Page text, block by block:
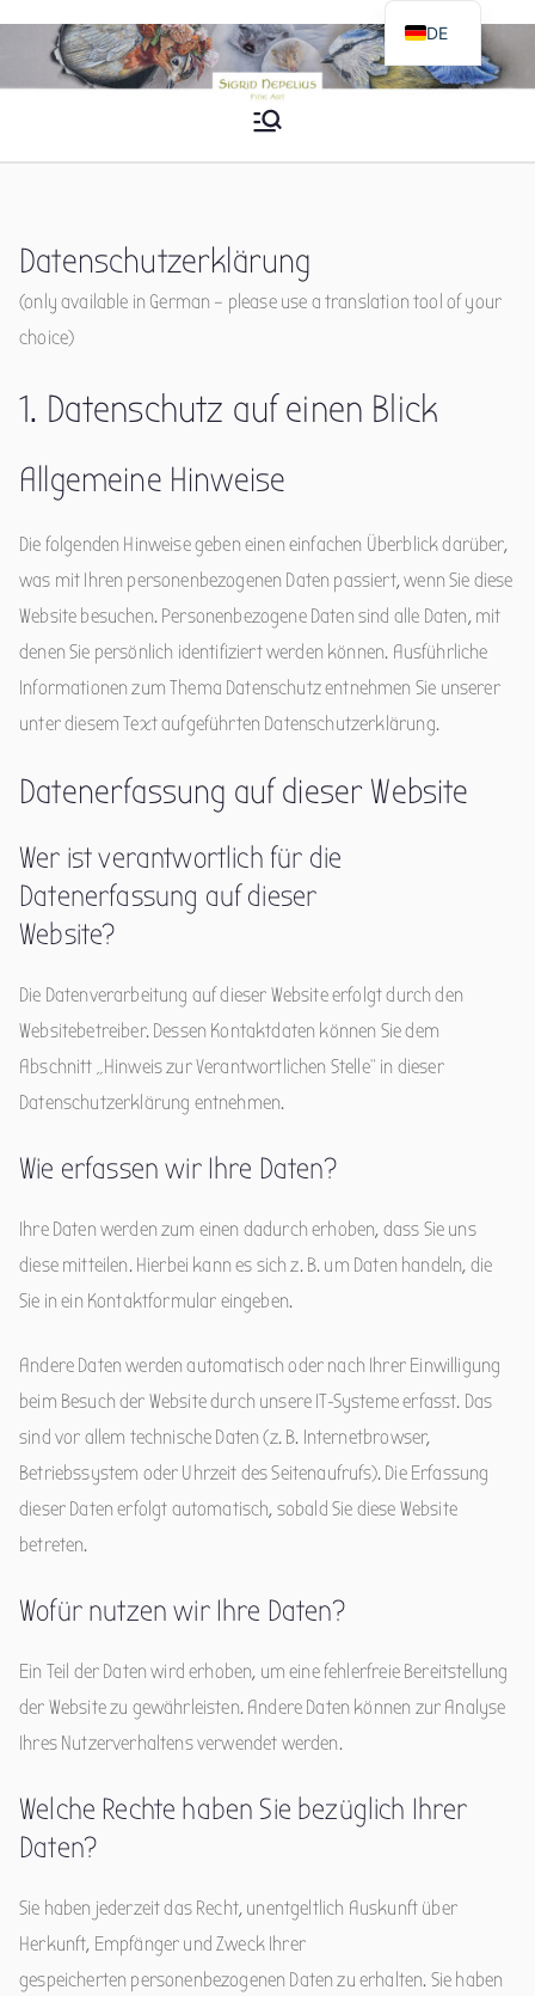
springen
Sigrid Nepelius
Fine Art
Datenschutzerklärung
(only available in German – please use a translation tool of your
choice)
1. Datenschutz auf einen Blick
Allgemeine Hinweise
Die folgenden Hinweise geben einen einfachen Überblick darüber,
was mit Ihren personenbezogenen Daten passiert, wenn Sie diese
Website besuchen. Personenbezogene Daten sind alle Daten, mit
denen Sie persönlich identifiziert werden können. Ausführliche
Informationen zum Thema Datenschutz entnehmen Sie unserer
unter diesem Text aufgeführten Datenschutzerklärung.
Datenerfassung auf dieser Website
Wer ist verantwortlich für die
Datenerfassung auf dieser
Website?
Die Datenverarbeitung auf dieser Website erfolgt durch den
Websitebetreiber. Dessen Kontaktdaten können Sie dem
Abschnitt „Hinweis zur Verantwortlichen Stelle“ in dieser
Datenschutzerklärung entnehmen.
Wie erfassen wir Ihre Daten?
Ihre Daten werden zum einen dadurch erhoben, dass Sie uns
diese mitteilen. Hierbei kann es sich z. B. um Daten handeln, die
Sie in ein Kontaktformular eingeben.
Andere Daten werden automatisch oder nach Ihrer Einwilligung
beim Besuch der Website durch unsere IT-Systeme erfasst. Das
sind vor allem technische Daten (z. B. Internetbrowser,
Betriebssystem oder Uhrzeit des Seitenaufrufs). Die Erfassung
dieser Daten erfolgt automatisch, sobald Sie diese Website
betreten.
Wofür nutzen wir Ihre Daten?
Ein Teil der Daten wird erhoben, um eine fehlerfreie Bereitstellung
der Website zu gewährleisten. Andere Daten können zur Analyse
Ihres Nutzerverhaltens verwendet werden.
Welche Rechte haben Sie bezüglich Ihrer
Daten?
Sie haben jederzeit das Recht, unentgeltlich Auskunft über
Herkunft, Empfänger und Zweck Ihrer
gespeicherten personenbezogenen Daten zu erhalten. Sie haben
DE
EN